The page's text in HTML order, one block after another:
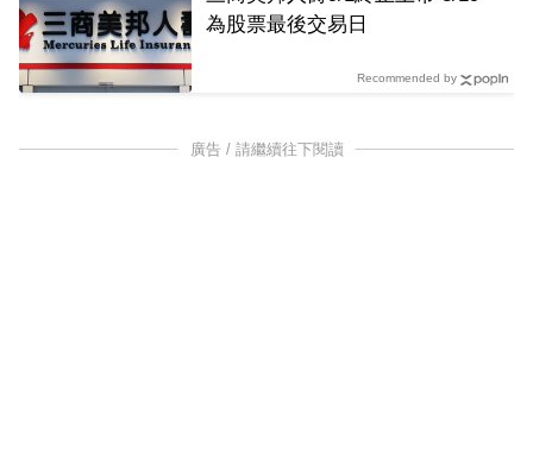
為股票最後交易日
Recommended by
廣告 / 請繼續往下閱讀